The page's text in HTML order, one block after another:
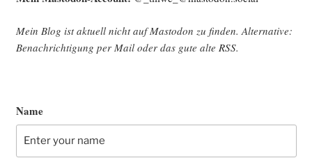
Mein Blog ist aktu­ell nicht auf Mast­o­don zu fin­den. Alter­na­ti­ve:
Benach­rich­ti­gung per Mail oder das gute alte RSS.
Name